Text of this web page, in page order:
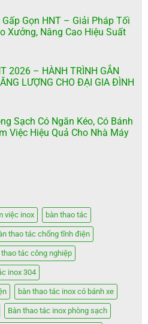
Gọn HNT – Giải Pháp Tối
Xưởng, Nâng Cao Hiệu Suất
2026 – HÀNH TRÌNH GẮN
LƯỢNG CHO ĐẠI GIA ĐÌNH
Sạch Có Ngăn Kéo, Có Bánh
Việc Hiệu Quả Cho Nhà Máy
việc inox bàn thao tác
thao tác chống tĩnh điện
thao tác công nghiệp
inox 304
bàn thao tác inox có bánh xe
Bàn thao tác inox phòng sạch